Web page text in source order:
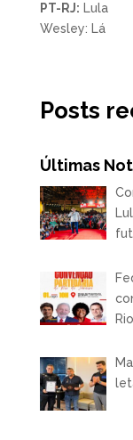
PT-RJ: Lula
Wesley: Lá
Posts
Últimas
Rio